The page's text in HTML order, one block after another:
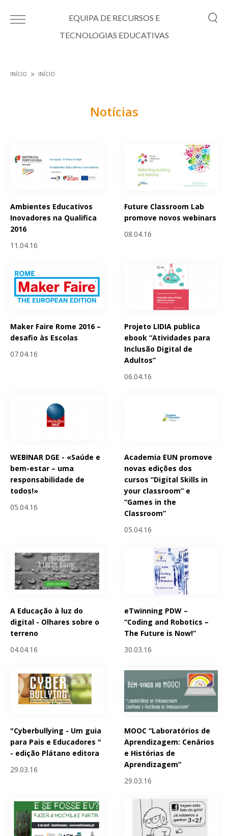
EQUIPA DE RECURSOS E
TECNOLOGIAS EDUCATIVAS
INÍCIO INÍCIO
Notícias
Ambientes Educativos
Inovadores na Qualifica
2016
11.04.16
Future Classroom Lab
promove novos webinars
08.04.16
Maker Faire Rome 2016 –
desafio às Escolas
07.04.16
Projeto LIDIA publica
ebook “Atividades para
Inclusão Digital de
Adultos”
06.04.16
WEBINAR DGE - «Saúde e
bem-estar – uma
responsabilidade de
todos!»
05.04.16
Academia EUN promove
novas edições dos
cursos ”Digital Skills in
your classroom” e
“Games in the
Classroom”
05.04.16
A Educação à luz do
digital - Olhares sobre o
terreno
04.04.16
eTwinning PDW –
“Coding and Robotics –
The Future is Now!”
30.03.16
"Cyberbullying - Um guia
para Pais e Educadores "
- edição Plátano editora
29.03.16
MOOC “Laboratórios de
Aprendizagem: Cenários
e Histórias de
Aprendizagem”
29.03.16
Páginas